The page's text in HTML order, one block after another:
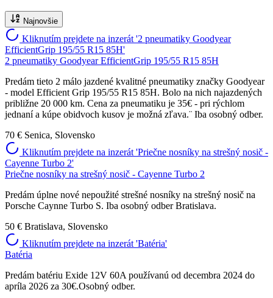
Najnovšie
Kliknutím prejdete na inzerát '2 pneumatiky Goodyear
EfficientGrip 195/55 R15 85H'
2 pneumatiky Goodyear EfficientGrip 195/55 R15 85H
Predám tieto 2 málo jazdené kvalitné pneumatiky značky Goodyear
- model Efficient Grip 195/55 R15 85H. Bolo na nich najazdených
približne 20 000 km. Cena za pneumatiku je 35€ - pri rýchlom
jednaní a kúpe obidvoch kusov je možná zľava.¨ Iba osobný odber.
70 € Senica, Slovensko
Kliknutím prejdete na inzerát 'Priečne nosníky na strešný nosič -
Cayenne Turbo 2'
Priečne nosníky na strešný nosič - Cayenne Turbo 2
Predám úplne nové nepoužité strešné nosníky na strešný nosič na
Porsche Caynne Turbo S. Iba osobný odber Bratislava.
50 € Bratislava, Slovensko
Kliknutím prejdete na inzerát 'Batéria'
Batéria
Predám batériu Exide 12V 60A používanú od decembra 2024 do
apríla 2026 za 30€.Osobný odber.